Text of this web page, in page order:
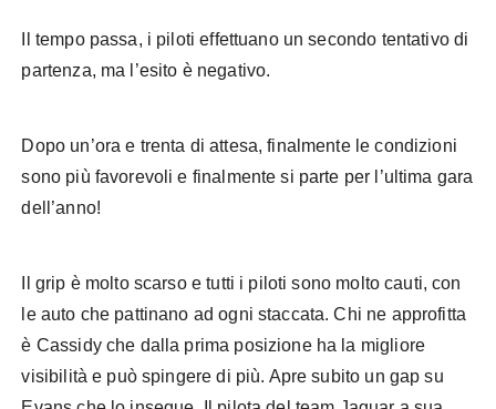
Il tempo passa, i piloti effettuano un secondo tentativo di
partenza, ma l’esito è negativo.
Dopo un’ora e trenta di attesa, finalmente le condizioni
sono più favorevoli e finalmente si parte per l’ultima gara
dell’anno!
Il grip è molto scarso e tutti i piloti sono molto cauti, con
le auto che pattinano ad ogni staccata. Chi ne approfitta
è Cassidy che dalla prima posizione ha la migliore
visibilità e può spingere di più. Apre subito un gap su